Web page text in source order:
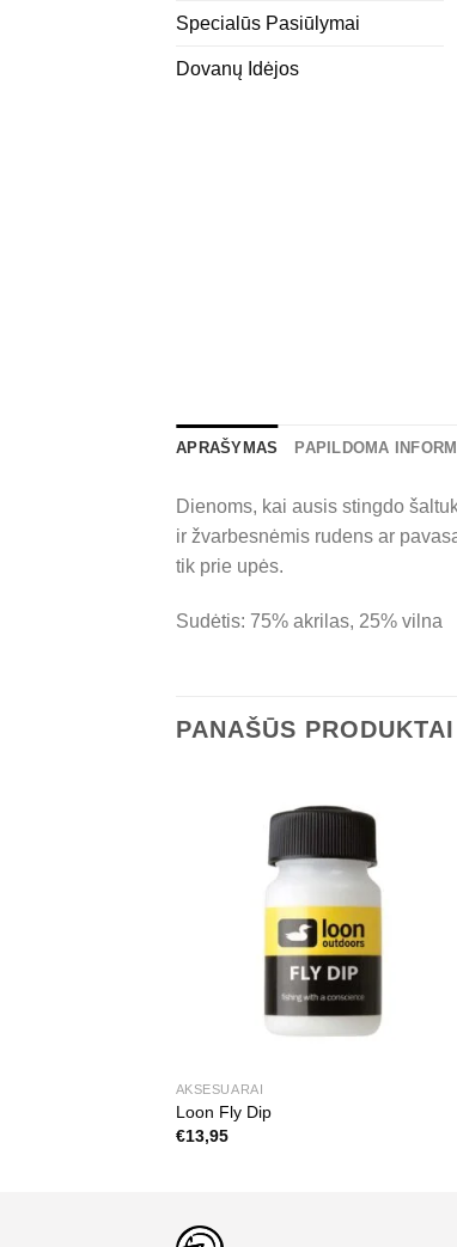
Specialūs Pasiūlymai
Dovanų Idėjos
APRAŠYMAS PAPILDOMA
Dienoms, kai ausis stingdo
ir žvarbesnėmis rudens ar
tik prie upės.
Sudėtis: 75% akrilas, 25% vilna
PANAŠŪS PRODUKTAI
AKSESUARAI
Loon Fly Dip
€13,95